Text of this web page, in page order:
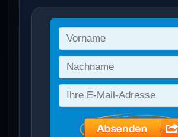
Freimarken: Ziffern im Kreis
Tausend M)
Vergrößertes Bild bei Klick auf Bild
Ausgabeanlass